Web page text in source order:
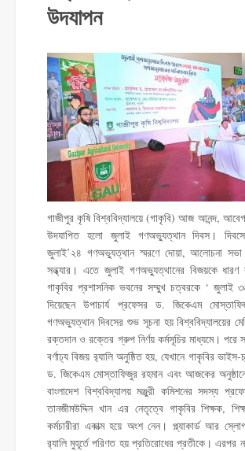
উদযাপন
গাজীপুর কৃষি বিশ্ববিদ্যালয়ে (গাকৃবি) আজ আনন্দ,
উদযাপিত হলো জুলাই গণঅভ্যুত্থান দিবস।
জুলাই’২৪ গণঅভ্যুত্থান স্মরণে দোয়া, আলোচনা
সন্ধ্যার। এতে জুলাই গণঅভ্যুত্থানের বিজয়কে ধারণ
গাকৃবির প্রশাসনিক ভবনের সম্মুখ চত্বরকে ‘ জুলাই
দিয়েছেন উপাচার্য প্রফেসর ড. জিকেএম
গণঅভ্যুত্থান দিবসের শুভ সূচনা হয় বিশ্ববিদ্যালয়ের
রক্তদান ও রক্তের গ্রুপ নির্ণয় কর্মসূচির মাধ্যমে।
বর্ণাঢ্য বিজয় র‌্যালি অনুষ্ঠিত হয়, যেখানে গাকৃবির ভাইস-
ড. জিকেএম মোস্তাফিজুর রহমান এবং আজকের
বাংলাদেশ বিশ্ববিদ্যালয় মঞ্জুরী কমিশনের সদস্য
তানজীমউদ্দিন খান এর নেতৃত্বে গাকৃবির শিক্ষক,
কর্মচারীরা একাত্ম হয়ে অংশ নেন। প্ল্যাকার্ড আর
র‌্যালি মুহূর্তে পরিণত হয় প্রতিরোধের প্রতীকে। এরপর